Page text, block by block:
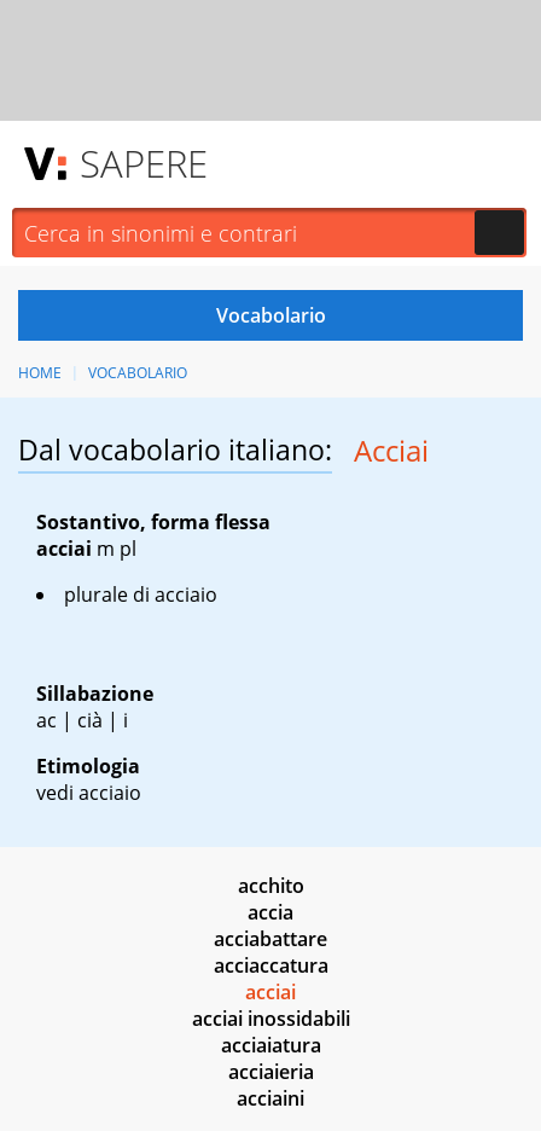
SAPERE
HOME VOCABOLARIO
Dal vocabolario italiano: Acciai
Sostantivo, forma flessa
acciai m pl
plurale di acciaio
Sillabazione
ac | cià | i
Etimologia
vedi acciaio
acchito
accia
acciabattare
acciaccatura
acciai
acciai inossidabili
acciaiatura
acciaieria
acciaini